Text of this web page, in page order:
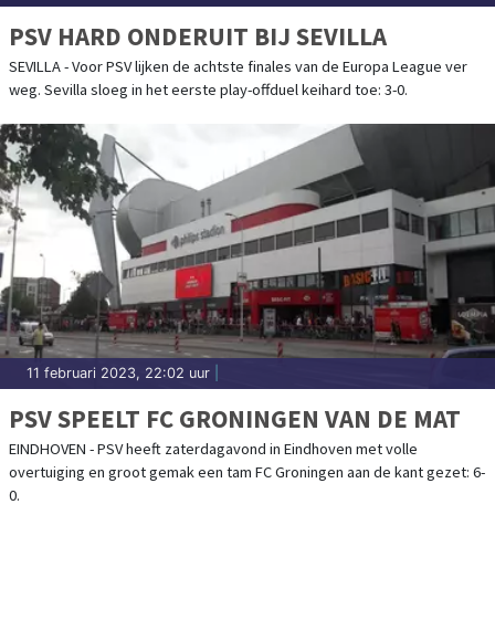
PSV HARD ONDERUIT BIJ SEVILLA
SEVILLA - Voor PSV lijken de achtste finales van de Europa League ver
weg. Sevilla sloeg in het eerste play-offduel keihard toe: 3-0.
11 februari 2023, 22:02 uur
PSV SPEELT FC GRONINGEN VAN DE MAT
EINDHOVEN - PSV heeft zaterdagavond in Eindhoven met volle
overtuiging en groot gemak een tam FC Groningen aan de kant gezet: 6-
0.